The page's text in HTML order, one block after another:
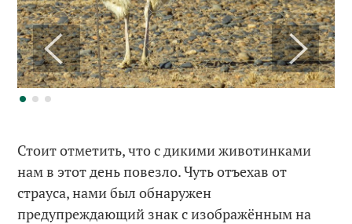
Стоит отметить, что с дикими животинками
нам в этот день повезло. Чуть отъехав от
страуса, нами был обнаружен
предупреждающий знак с изображённым на